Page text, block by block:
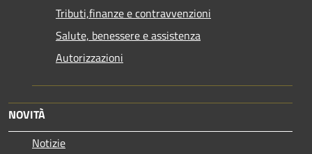
Tributi,finanze e contravvenzioni
Salute, benessere e assistenza
Autorizzazioni
NOVITÀ
Notizie